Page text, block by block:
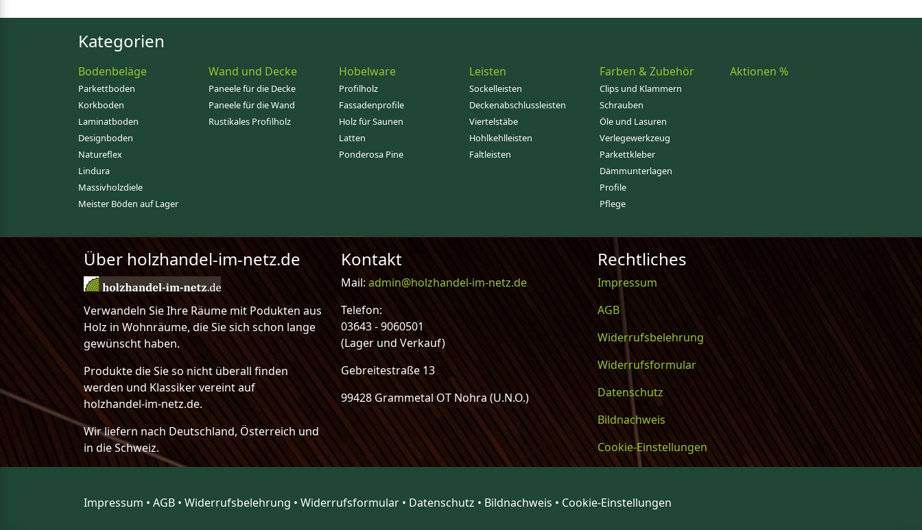
Kategorien
Bodenbeläge
Parkettboden
Korkboden
Laminatboden
Designboden
Natureflex
Lindura
Massivholzdiele
Meister Böden auf Lager
Wand und Decke
Paneele für die Decke
Paneele für die Wand
Rustikales Profilholz
Hobelware
Profilholz
Fassadenprofile
Holz für Saunen
Latten
Ponderosa Pine
Leisten
Sockelleisten
Deckenabschlussleisten
Viertelstäbe
Hohlkehlleisten
Faltleisten
Farben & Zubehör
Clips und Klammern
Schrauben
Öle und Lasuren
Verlegewerkzeug
Parkettkleber
Dämmunterlagen
Profile
Pflege
Aktionen %
Über holzhandel-im-netz.de
Verwandeln Sie Ihre Räume mit Podukten aus
Holz in Wohnräume, die Sie sich schon lange
gewünscht haben.
Produkte die Sie so nicht überall finden
werden und Klassiker vereint auf
holzhandel-im-netz.de.
Wir liefern nach Deutschland, Österreich und
in die Schweiz.
Kontakt
Mail: admin@holzhandel-im-netz.de
Telefon:
03643 - 9060501
(Lager und Verkauf)
Gebreitestraße 13
99428 Grammetal OT Nohra (U.N.O.)
Rechtliches
Impressum
AGB
Widerrufsbelehrung
Widerrufsformular
Datenschutz
Bildnachweis
Cookie-Einstellungen
Impressum • AGB • Widerrufsbelehrung • Widerrufsformular • Datenschutz • Bildnachweis • Cookie-Einstellungen